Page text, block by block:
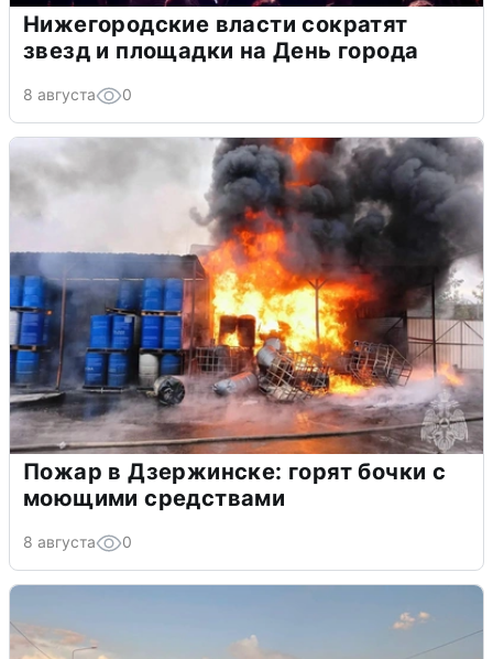
Нижегородские власти сократят
звезд и площадки на День города
8 августа 0
Пожар в Дзержинске: горят бочки с
моющими средствами
8 августа 0